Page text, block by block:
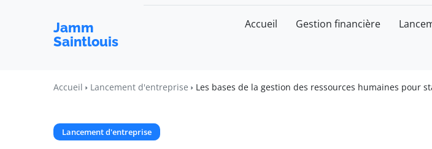
Jamm
Saintlouis
Accueil Gestion financière
Accueil Lancement d'entreprise Les bases de la gestion des ressources humaines pour
Lancement d'entreprise